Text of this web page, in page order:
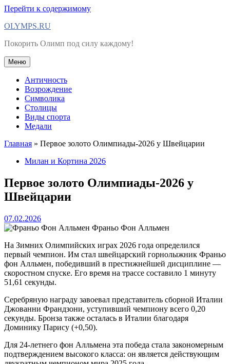
Перейти к содержимому
OLYMPS.RU
Покорить Олимп под силу каждому!
Меню
Античность
Возрождение
Символика
Столицы
Виды спорта
Медали
Главная » Первое золото Олимпиады-2026 у Швейцарии
Милан и Кортина 2026
Первое золото Олимпиады-2026 у
Швейцарии
07.02.2026
Франьо Фон Алльмен
На Зимних Олимпийских играх 2026 года определился
первый чемпион. Им стал швейцарский горнолыжник Франьо
фон Алльмен, победивший в престижнейшей дисциплине —
скоростном спуске. Его время на трассе составило 1 минуту
51,61 секунды.
Серебряную награду завоевал представитель сборной Италии
Джованни Франдзони, уступивший чемпиону всего 0,20
секунды. Бронза также осталась в Италии благодаря
Доминику Парису (+0,50).
Для 24-летнего фон Алльмена эта победа стала закономерным
подтверждением высокого класса: он является действующим